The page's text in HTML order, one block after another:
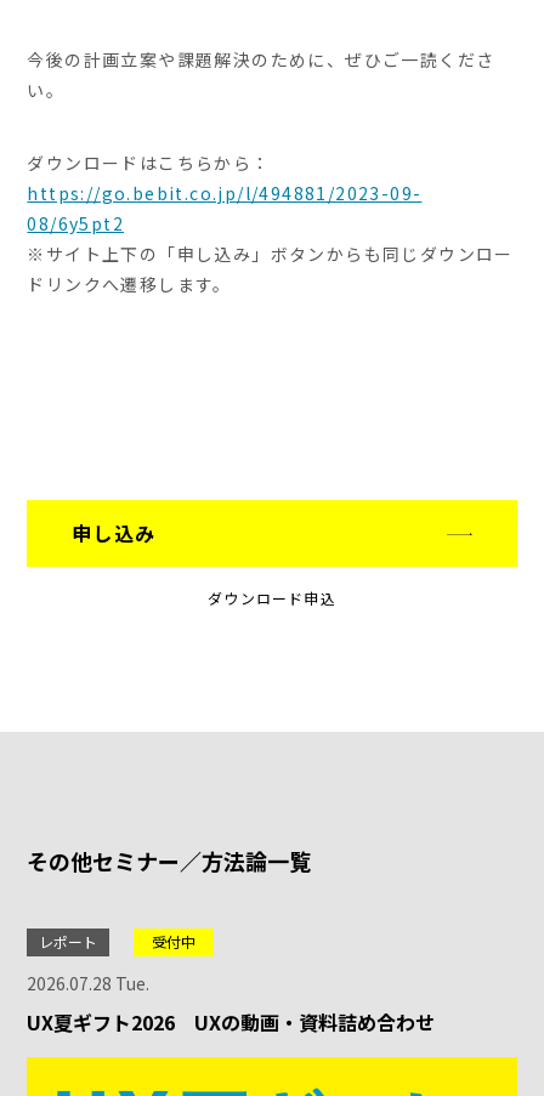
今後の計画立案や課題解決のために、ぜひご一読くださ
い。
ダウンロードはこちらから：
https://go.bebit.co.jp/l/494881/2023-09-
08/6y5pt2
※サイト上下の「申し込み」ボタンからも同じダウンロー
ドリンクへ遷移します。
申し込み
ダウンロード申込
その他セミナー／方法論一覧
レポート 受付中
2026.07.28 Tue.
UX夏ギフト2026 UXの動画・資料詰め合わせ